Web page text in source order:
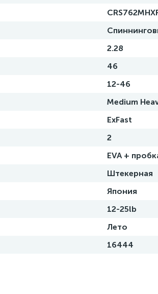
2.28
46
12-46
Medium
ExFast
2
EVA +
Штекерная
Япония
12-25lb
Лето
16444